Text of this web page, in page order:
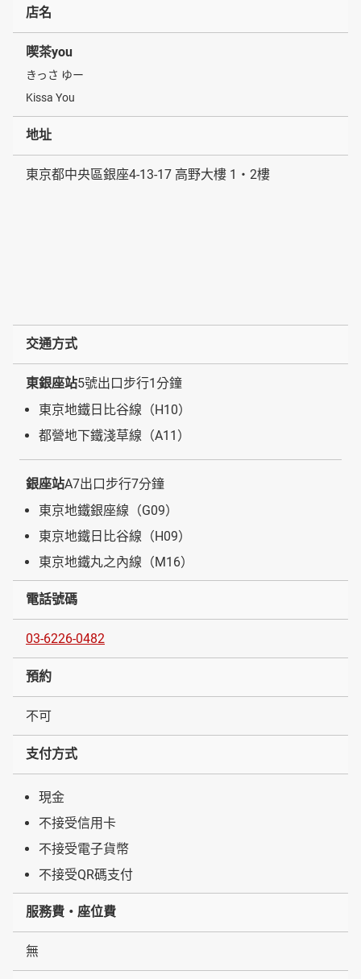
店名
喫茶you
きっさ ゆー
Kissa You
地址
東京都中央區銀座4-13-17 高野大樓 1・2樓
交通方式
東銀座站5號出口步行1分鐘
東京地鐵日比谷線（H10）
都營地下鐵淺草線（A11）
銀座站A7出口步行7分鐘
東京地鐵銀座線（G09）
東京地鐵日比谷線（H09）
東京地鐵丸之內線（M16）
電話號碼
03-6226-0482
預約
不可
支付方式
現金
不接受信用卡
不接受電子貨幣
不接受QR碼支付
服務費・座位費
無